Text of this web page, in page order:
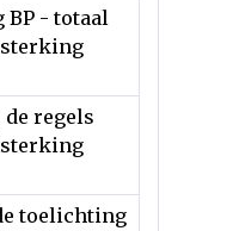
BP - totaal
regels
toelichting